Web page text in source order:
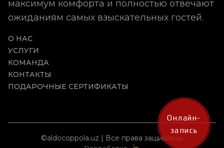
максимум комфорта и полностью отвечают
ожиданиям самых взыскательных гостей.
О НАС
УСЛУГИ
КОМАНДА
КОНТАКТЫ
ПОДАРОЧНЫЕ СЕРТИФИКАТЫ
©aldocoppola.uz | Все права защишены
Онлайн-
запись